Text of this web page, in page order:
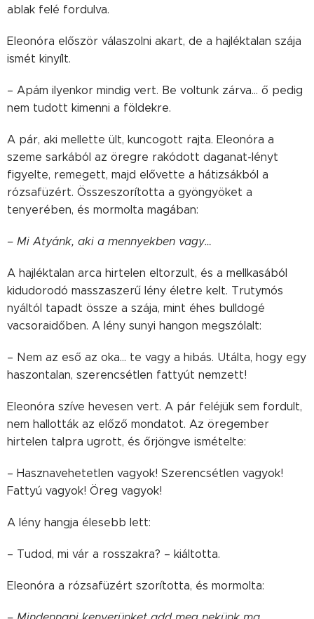
ablak felé fordulva.
Eleonóra először válaszolni akart, de a hajléktalan szája
ismét kinyílt.
– Apám ilyenkor mindig vert. Be voltunk zárva… ő pedig
nem tudott kimenni a földekre.
A pár, aki mellette ült, kuncogott rajta. Eleonóra a
szeme sarkából az öregre rakódott daganat-lényt
figyelte, remegett, majd elővette a hátizsákból a
rózsafüzért. Összeszorította a gyöngyöket a
tenyerében, és mormolta magában:
– Mi Atyánk, aki a mennyekben vagy…
A hajléktalan arca hirtelen eltorzult, és a mellkasából
kidudorodó masszaszerű lény életre kelt. Trutymós
nyáltól tapadt össze a szája, mint éhes bulldogé
vacsoraidőben. A lény sunyi hangon megszólalt:
– Nem az eső az oka… te vagy a hibás. Utálta, hogy egy
haszontalan, szerencsétlen fattyút nemzett!
Eleonóra szíve hevesen vert. A pár feléjük sem fordult,
nem hallották az előző mondatot. Az öregember
hirtelen talpra ugrott, és őrjöngve ismételte:
– Hasznavehetetlen vagyok! Szerencsétlen vagyok!
Fattyú vagyok! Öreg vagyok!
A lény hangja élesebb lett:
– Tudod, mi vár a rosszakra? – kiáltotta.
Eleonóra a rózsafüzért szorította, és mormolta: